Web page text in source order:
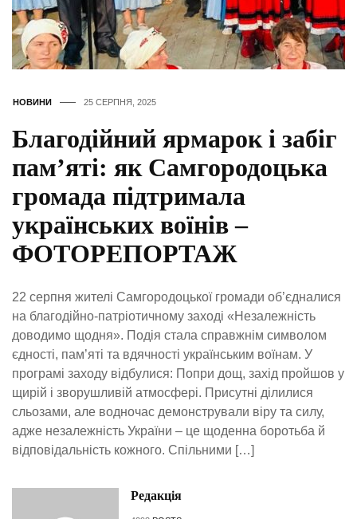
НОВИНИ 25 СЕРПНЯ, 2025
Благодійний ярмарок і забіг
пам’яті: як Самгородоцька
громада підтримала
українських воїнів –
ФОТОРЕПОРТАЖ
22 серпня жителі Самгородоцької громади об’єдналися
на благодійно-патріотичному заході «Незалежність
доводимо щодня». Подія стала справжнім символом
єдності, пам’яті та вдячності українським воїнам. У
програмі заходу відбулися: Попри дощ, захід пройшов у
щирій і зворушливій атмосфері. Присутні ділилися
сльозами, але водночас демонстрували віру та силу,
адже незалежність України – це щоденна боротьба й
відповідальність кожного. Спільними […]
Редакція